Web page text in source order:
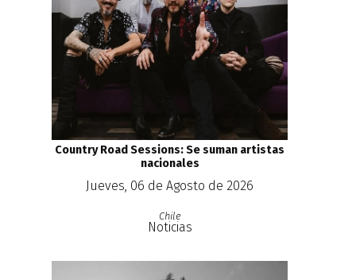
Country Road Sessions: Se suman artistas
nacionales
Jueves, 06 de Agosto de 2026
Chile
Noticias